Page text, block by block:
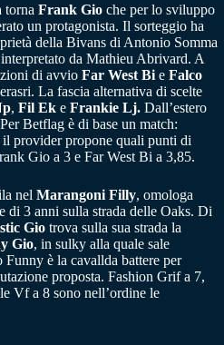
Frank Gio che per lo sviluppo
un protagonista. Il sorteggio ha
della Bivans di Antonio Somma
da Mathieu Abrivard. A
di avvio Far West Bi e Falco
La fascia alternativa di scelte
, Fil Ek e Frankie Lj. Dall’estero
Betflag è di base un match:
il provider propone quali punti di
Gio a 3 e Far West Bi a 3,85.
nel Marangoni Filly, omologa
di 3 anni sulla strada delle Oaks. Di
Gio trova sulla sua strada la
Gio, in sulky alla quale sale
Funny è la cavallda battere per
proposta. Fashion Grif a 7,
Vf a 8 sono nell’ordine le